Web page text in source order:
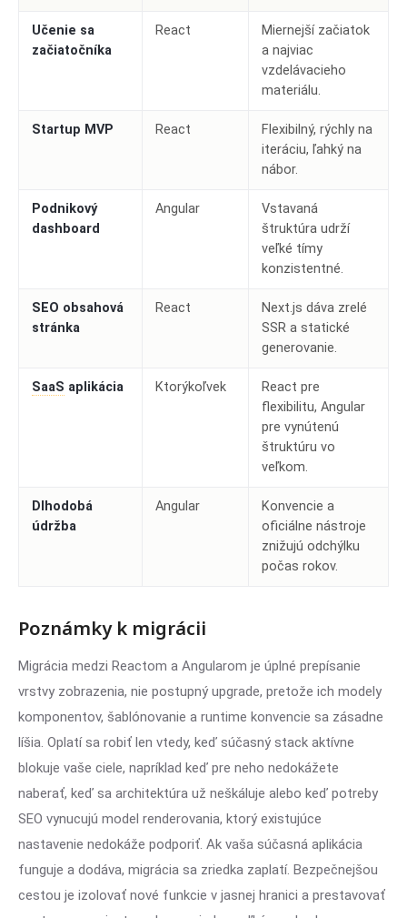
Učenie sa
začiatočníka
React
Miernejší začiatok
a najviac
vzdelávacieho
materiálu.
Startup MVP React
Flexibilný, rýchly na
iteráciu, ľahký na
nábor.
Podnikový
dashboard
Angular
Vstavaná
štruktúra udrží
veľké tímy
konzistentné.
SEO obsahová
stránka
React
Next.js dáva zrelé
SSR a statické
generovanie.
SaaS aplikácia Ktorýkoľvek
React pre
flexibilitu, Angular
pre vynútenú
štruktúru vo
veľkom.
Dlhodobá
údržba
Angular
Konvencie a
oficiálne nástroje
znižujú odchýlku
počas rokov.
Poznámky k migrácii
Migrácia medzi Reactom a Angularom je úplné prepísanie
vrstvy zobrazenia, nie postupný upgrade, pretože ich modely
komponentov, šablónovanie a runtime konvencie sa zásadne
líšia. Oplatí sa robiť len vtedy, keď súčasný stack aktívne
blokuje vaše ciele, napríklad keď pre neho nedokážete
naberať, keď sa architektúra už neškáluje alebo keď potreby
SEO vynucujú model renderovania, ktorý existujúce
nastavenie nedokáže podporiť. Ak vaša súčasná aplikácia
funguje a dodáva, migrácia sa zriedka zaplatí. Bezpečnejšou
cestou je izolovať nové funkcie v jasnej hranici a prestavovať